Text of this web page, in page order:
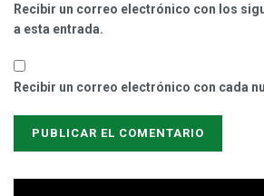
Recibir un correo electrónico con los
a esta entrada.
Recibir un correo electrónico con cada